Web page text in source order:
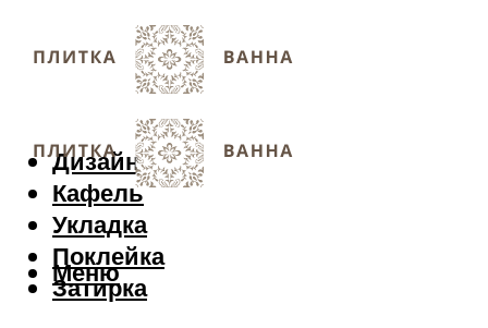
Дизайн
Кафель
Укладка
Поклейка
Затирка
Меню